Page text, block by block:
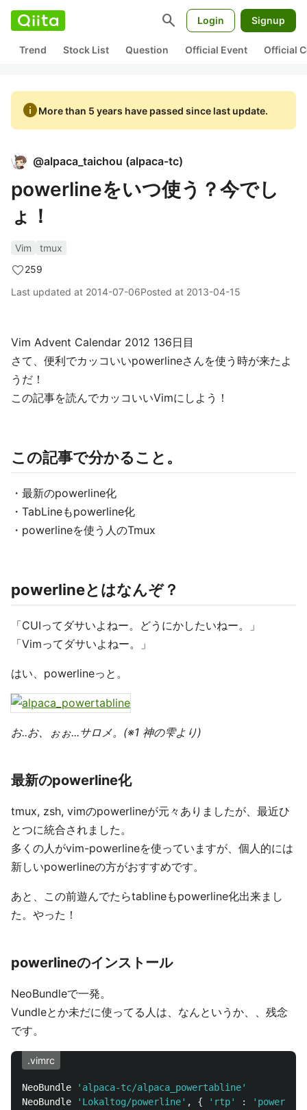
search Login Signup
Trend Stock List Question Official Event Official
infoMore than 5 years have passed since last update.
@alpaca_taichou (alpaca-tc)
powerlineをいつ使う？今でし
ょ！
Vim
tmux
259
Last updated at 2014-07-06Posted at 2013-04-15
Vim Advent Calendar 2012 136日目
さて、便利でカッコいいpowerlineさんを使う時が来たよ
うだ！
この記事を読んでカッコいいVimにしよう！
この記事で分かること。
・最新のpowerline化
・TabLineもpowerline化
・powerlineを使う人のTmux
powerlineとはなんぞ？
「CUIってダサいよねー。どうにかしたいねー。」
「Vimってダサいよねー。」
はい、powerlineっと。
お..お、ぉぉ...サロメ。(※1 神の雫より)
最新のpowerline化
tmux, zsh, vimのpowerlineが元々ありましたが、最近ひ
とつに統合されました。
多くの人がvim-powerlineを使っていますが、個人的には
新しいpowerlineの方がおすすめです。
あと、この前遊んでたらtablineもpowerline化出来まし
た。やった！
powerlineのインストール
NeoBundleで一発。
Vundleとか未だに使ってる人は、なんというか、、残念
です。
.vimrc
NeoBundle
'alpaca-tc/alpaca_powertabline'
NeoBundle
'Lokaltog/powerline' , { 'rtp' :